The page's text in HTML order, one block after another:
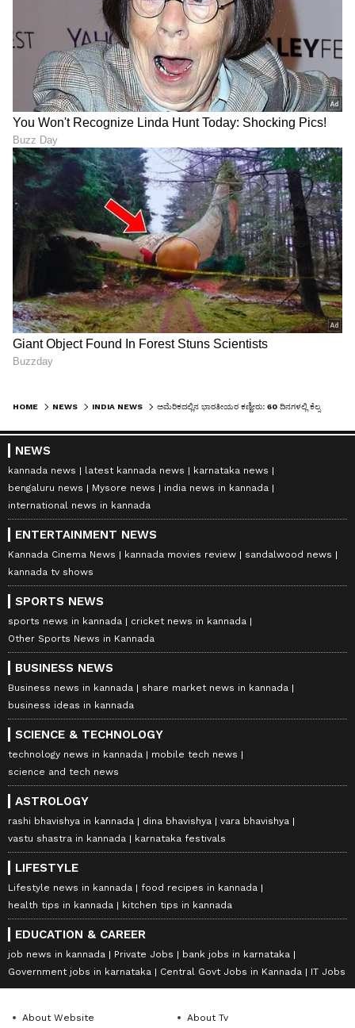
HOME NEWS INDIA NEWS
NEWS
kannada news latest kannada news
karnataka news
bengaluru news
Mysore news
india news in kannada
international news in kannada
ENTERTAINMENT NEWS
Kannada Cinema News kannada movies review
sandalwood news
kannada tv shows
SPORTS NEWS
sports news in kannada
cricket news in kannada
Other Sports News in Kannada
BUSINESS NEWS
Business news in kannada
share market news in kannada
business ideas in kannada
SCIENCE & TECHNOLOGY
technology news in kannada
mobile tech news
science and tech news
ASTROLOGY
rashi bhavishya in kannada dina bhavishya
vara bhavishya
vastu shastra in kannada
karnataka festivals
LIFESTYLE
Lifestyle news in kannada
food recipes in kannada
health tips in kannada
kitchen tips in kannada
EDUCATION & CAREER
job news in kannada Private Jobs
bank jobs in karnataka
Government jobs in karnataka
Central Govt Jobs in Kannada IT Jobs
About Website About Tv